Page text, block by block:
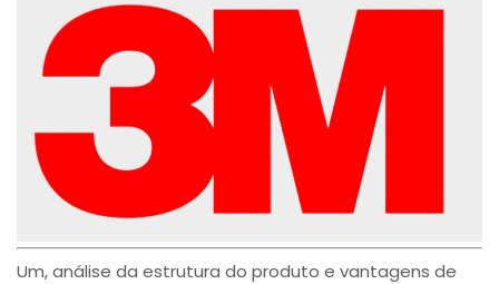
Um, análise da estrutura do produto e vantagens de